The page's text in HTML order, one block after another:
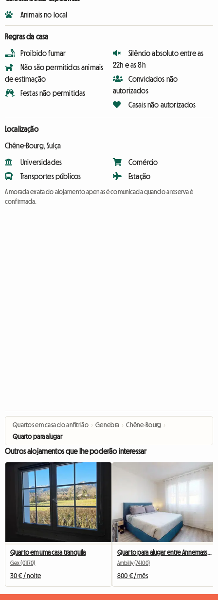
Animais no local
Regras da casa
Proibido fumar
Não são permitidos animais
de estimação
Festas não permitidas
Silêncio absoluto entre as
22h e as 8h
Convidados não
autorizados
Casais não autorizados
Localização
Chêne-Bourg, Suíça
Universidades
Transportes públicos
Comércio
Estação
A morada exata do alojamento apenas é comunicada quando a reserva é
confirmada.
Quartos em casa do anfitrião › Genebra › Chêne-Bourg ›
Quarto para alugar
Outros alojamentos que lhe poderão interessar
Quarto em uma casa tranquila
Gex (01170)
30 € / noite
Quarto para alugar entre Annemasse e Genebra
Ambilly (74100)
800 € / mês